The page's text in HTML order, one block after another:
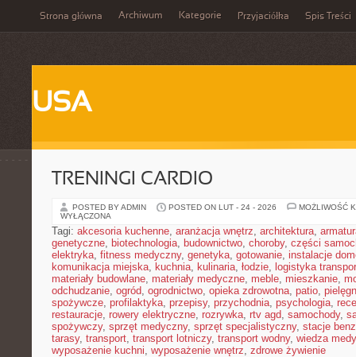
Strona główna Archiwum Kategorie Przyjaciółka Spis Treści
USA
TRENINGI CARDIO
POSTED BY ADMIN POSTED ON LUT - 24 - 2026
MOŻLIWOŚĆ
WYŁĄCZONA
Tagi: akcesoria kuchenne, aranżacja wnętrz, architektura,
genetyczne, biotechnologia, budownictwo, choroby, części
elektryka, fitness medyczny, genetyka, gotowanie, instalacje
komunikacja miejska, kuchnia, kulinaria, łodzie, logistyka
materiały budowlane, materiały medyczne, meble, mieszkanie,
odchudzanie, ogród, ogrodnictwo, opieka zdrowotna, patio,
spożywcze, profilaktyka, przepisy, przychodnia, psychologia,
restauracje, rowery elektryczne, rozrywka, rtv agd, samochody,
spożywczy, sprzęt medyczny, sprzęt specjalistyczny, stacje
tarasy, transport, transport lotniczy, transport wodny, wiedza
wyposażenie kuchni, wyposażenie wnętrz, zdrowe żywienie